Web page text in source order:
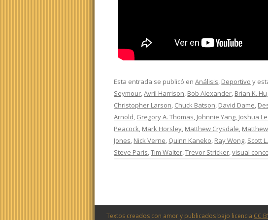
Esta entrada se publicó enAnálisis, Deportivo y
Seymour,Avril Harrison, Bob Alexander, Brian K.
Christopher Larson, Chuck Batson, David Dame,
Arnold, Gregory A. Thomas, Johnnie Yang, Joshua
Peacock, Mark Horsley, Matthew Crysdale,
Jones, Nick Verne, Quinn Kaneko, Ray Wong, Scott
Steve Paris,Tim Walter,Trevor Stricker,visual
Textos creados con amor y publicados bajo licencia CC